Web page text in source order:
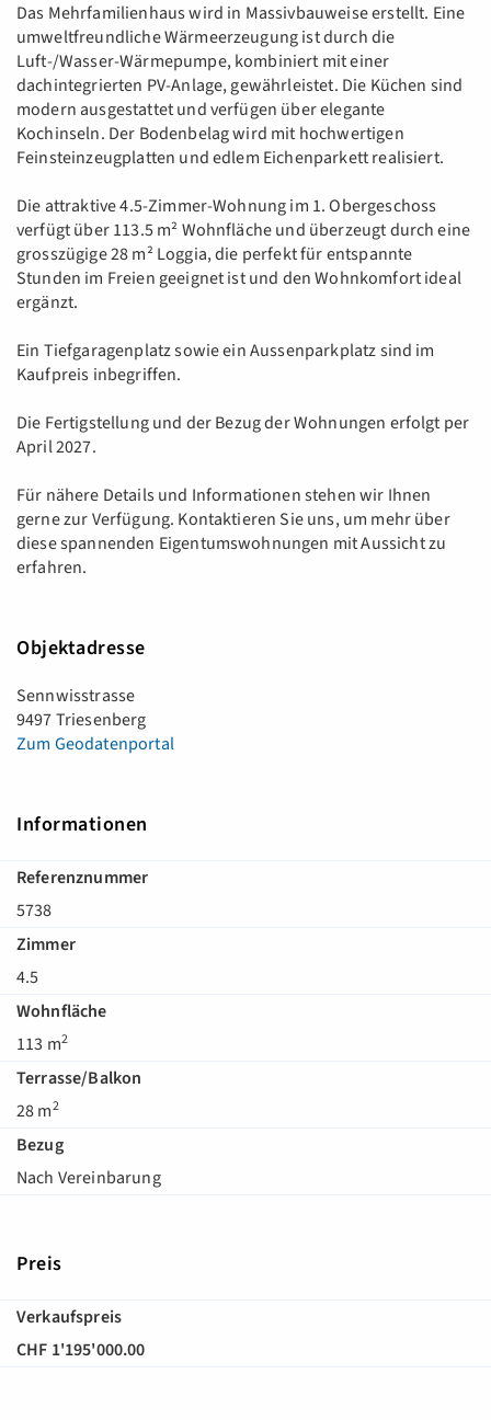
Das Mehrfamilienhaus wird in Massivbauweise erstellt. Eine
umweltfreundliche Wärmeerzeugung ist durch die
Luft-/Wasser-Wärmepumpe, kombiniert mit einer
dachintegrierten PV-Anlage, gewährleistet. Die Küchen sind
modern ausgestattet und verfügen über elegante
Kochinseln. Der Bodenbelag wird mit hochwertigen
Feinsteinzeugplatten und edlem Eichenparkett realisiert.
Die attraktive 4.5-Zimmer-Wohnung im 1. Obergeschoss
verfügt über 113.5 m² Wohnfläche und überzeugt durch eine
grosszügige 28 m² Loggia, die perfekt für entspannte
Stunden im Freien geeignet ist und den Wohnkomfort ideal
ergänzt.
Ein Tiefgaragenplatz sowie ein Aussenparkplatz sind im
Kaufpreis inbegriffen.
Die Fertigstellung und der Bezug der Wohnungen erfolgt per
April 2027.
Für nähere Details und Informationen stehen wir Ihnen
gerne zur Verfügung. Kontaktieren Sie uns, um mehr über
diese spannenden Eigentumswohnungen mit Aussicht zu
erfahren.
Objektadresse
Sennwisstrasse
9497 Triesenberg
Zum Geodatenportal
Informationen
Referenznummer
5738
Zimmer
4.5
Wohnfläche
113 m2
Terrasse/Balkon
28 m2
Bezug
Nach Vereinbarung
Preis
Verkaufspreis
CHF 1'195'000.00